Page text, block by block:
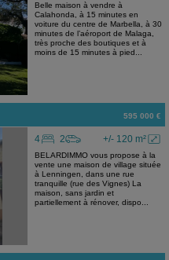
Belle maison à vendre à
Calahonda, à 15 minutes en
voiture du centre de Marbella, à 30
minutes de l’aéroport de Malaga,
très proche des boutiques et à
moins de 15 minutes à pied...
595 000 €
+/- 120 m²
4 2
BELARDIMMO vous propose à la
vente une maison de village située
à Lenningen, dans une rue
tranquille (rue des Vignes) La
maison, sans jardin et
partiellement à rénover, dispo...